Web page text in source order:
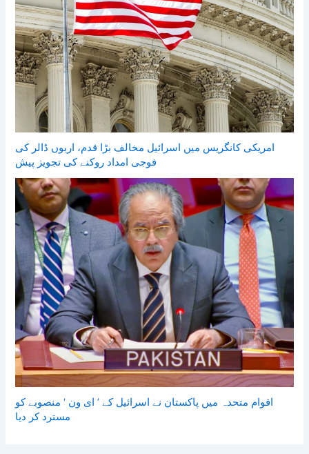
امریکی کانگریس میں اسرائیل مخالف بڑا قدم، اربوں ڈالر کی
فوجی امداد روکنے کی تجویز پیش
اقوام متحدہ میں پاکستان نے اسرائیل کے ’ ای ون ‘ منصوبے کو
مسترد کر دیا